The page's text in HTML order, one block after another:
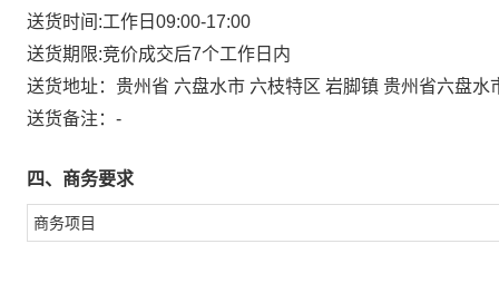
送货时间:工作日09:00-17:00
送货期限:竞价成交后7个工作日内
送货地址： 贵州省 六盘水市 六枝特区 岩脚镇 贵州省六盘水
送货备注： -
四、商务要求
商务项目